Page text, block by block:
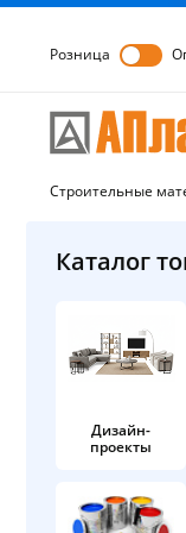
Розница
Строительные
Каталог
Дизайн-
проекты